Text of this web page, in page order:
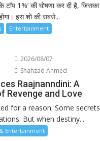
के टॉप 1%’ की घोषणा कर दी है, जिसका
इस शो की सबसे...
Entertainment
2026/08/07
Shahzad Ahmed
Raajnanndini: A
Revenge and Love
for a reason. Some secrets
But when destiny...
Entertainment